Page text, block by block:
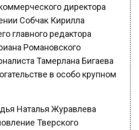
Собчак Кирилла
главного редактора
Романовского
Тамерлана Бигаева
в особо крупном
Тверского